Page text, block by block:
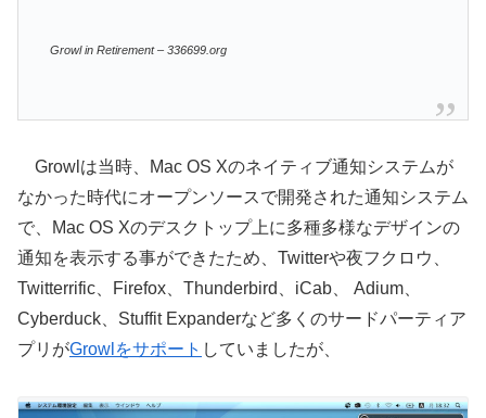
Growl in Retirement – 336699.org
Growlは当時、Mac OS Xのネイティブ通知システムが
なかった時代にオープンソースで開発された通知システム
で、Mac OS Xのデスクトップ上に多種多様なデザインの
通知を表示する事ができたため、Twitterや夜フクロウ、
Twitterrific、Firefox、Thunderbird、iCab、 Adium、
Cyberduck、Stuffit Expanderなど多くのサードパーティア
プリがGrowlをサポート していましたが、